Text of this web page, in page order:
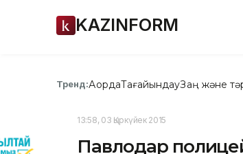
KAZINFORM
Тренд:АқордаТағайындауЗаң және
13:58, 03 Қыркүйек 2015
Павлодар